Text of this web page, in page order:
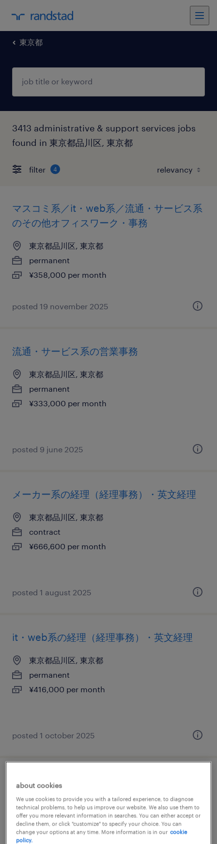
東京都
3413 administrative & support services jobs
found in 東京都品川区, 東京都
filter 4
マスコミ系／it・web系／流通・サービス系
のその他オフィスワーク・事務
東京都品川区, 東京都
permanent
¥358,000 per month
posted 19 november 2025
流通・サービス系の営業事務
東京都品川区, 東京都
permanent
¥333,000 per month
posted 9 june 2025
メーカー系の経理（経理事務）・英文経理
東京都品川区, 東京都
contract
¥666,600 per month
posted 1 august 2025
it・web系の経理（経理事務）・英文経理
東京都品川区, 東京都
permanent
¥416,000 per month
posted 1 october 2025
it・web系の翻訳・通訳
東京都品川区, 東京都
temporary
¥2000.00 per hour
about cookies
We use cookies to provide you with a tailored experience, to diagnose
technical problems, to help us improve our website. We also use them to
offer you more relevant information in searches. You can either accept or
decline them, or click "customize" to specify your choice. You can
change your options at any time. More information is in our cookie
policy.